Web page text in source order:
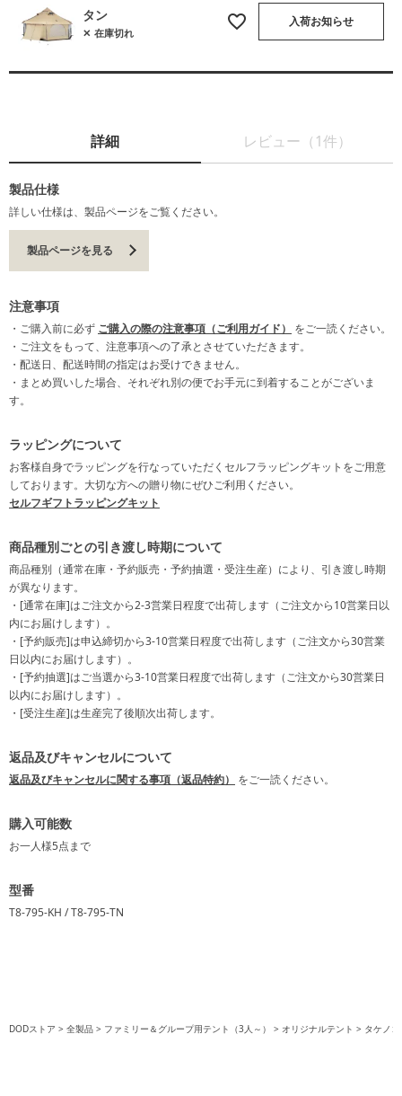
タン
在庫切れ
入荷お知らせ
詳細 レビュー（1件）
製品仕様
詳しい仕様は、製品ページをご覧ください。
製品ページを見る
注意事項
・ご購入前に必ず ご購入の際の注意事項（ご利用ガイド）
をご一読ください。
・ご注文をもって、注意事項への了承とさせていただきます。
・配送日、配送時間の指定はお受けできません。
・まとめ買いした場合、それぞれ別の便でお手元に到着することがございま
す。
ラッピングについて
お客様自身でラッピングを行なっていただくセルフラッピングキットをご用意
しております。大切な方への贈り物にぜひご利用ください。
セルフギフトラッピングキット
商品種別ごとの引き渡し時期について
商品種別（通常在庫・予約販売・予約抽選・受注生産）により、引き渡し時期
が異なります。
・[通常在庫]はご注文から2-3営業日程度で出荷します（ご注文から10営業日以
内にお届けします）。
・[予約販売]は申込締切から3-10営業日程度で出荷します（ご注文から30営業
日以内にお届けします）。
・[予約抽選]はご当選から3-10営業日程度で出荷します（ご注文から30営業日
以内にお届けします）。
・[受注生産]は生産完了後順次出荷します。
返品及びキャンセルについて
返品及びキャンセルに関する事項（返品特約） をご一読ください。
購入可能数
お一人様5点まで
型番
T8-795-KH / T8-795-TN
DODストア 全製品 ファミリー＆グループ用テント（3人～） オリジナルテント タケノ